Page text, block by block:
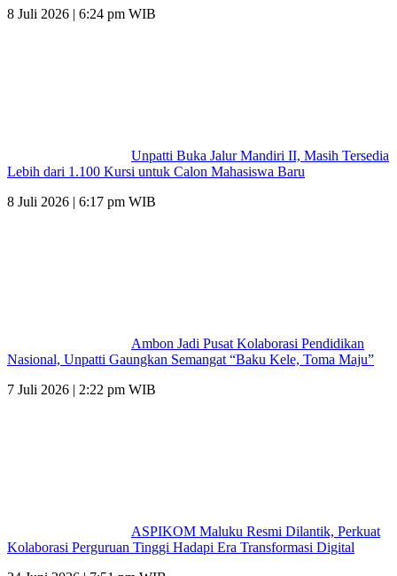
8 Juli 2026 | 6:24 pm WIB
Unpatti Buka Jalur Mandiri II, Masih Tersedia
Lebih dari 1.100 Kursi untuk Calon Mahasiswa Baru
8 Juli 2026 | 6:17 pm WIB
Ambon Jadi Pusat Kolaborasi Pendidikan
Nasional, Unpatti Gaungkan Semangat “Baku Kele, Toma Maju”
7 Juli 2026 | 2:22 pm WIB
ASPIKOM Maluku Resmi Dilantik, Perkuat
Kolaborasi Perguruan Tinggi Hadapi Era Transformasi Digital